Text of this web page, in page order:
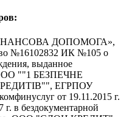
ДОПОМОГА»,
№16102832 ИК №105 о
выданное
ООО ""1 БЕЗПЕЧНЕ
ЕГРПОУ
от 19.11.2015 г.
в бездокументарной